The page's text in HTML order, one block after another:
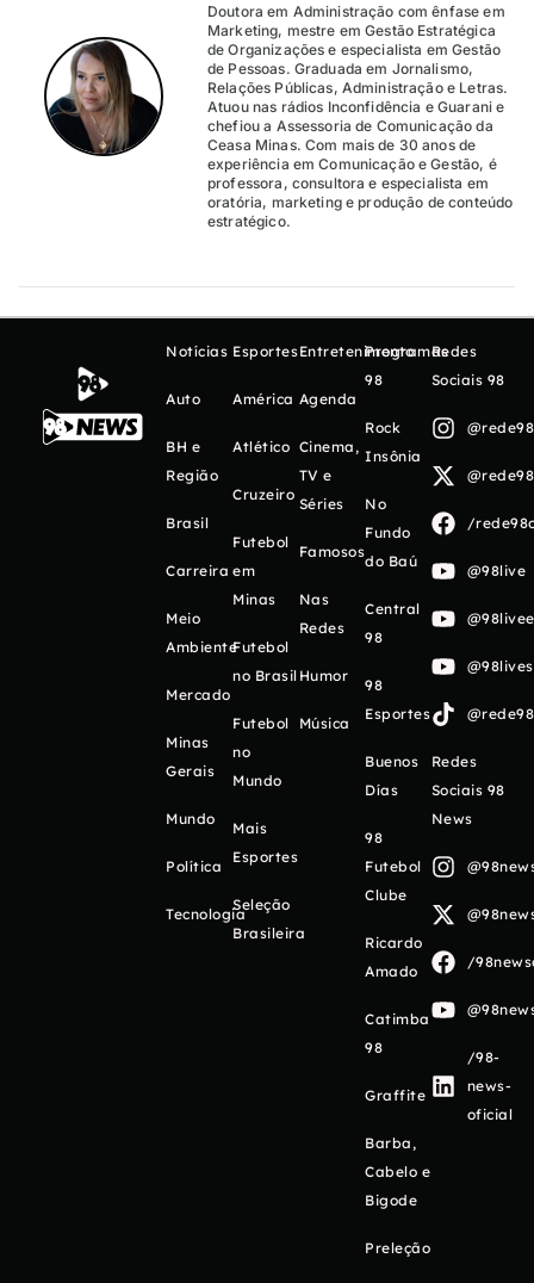
Doutora em Administração com ênfase em
Marketing, mestre em Gestão Estratégica
de Organizações e especialista em Gestão
de Pessoas. Graduada em Jornalismo,
Relações Públicas, Administração e Letras.
Atuou nas rádios Inconfidência e Guarani e
chefiou a Assessoria de Comunicação da
Ceasa Minas. Com mais de 30 anos de
experiência em Comunicação e Gestão, é
professora, consultora e especialista em
oratória, marketing e produção de conteúdo
estratégico.
Notícias
Auto
BH e
Região
Brasil
Carreira
Meio
Ambiente
Mercado
Minas
Gerais
Mundo
Política
Tecnologia
Esportes
América
Atlético
Cruzeiro
Futebol
em
Minas
Futebol
no Brasil
Futebol
no
Mundo
Mais
Esportes
Seleção
Brasileira
Entretenimento
Agenda
Cinema,
TV e
Séries
Famosos
Nas
Redes
Humor
Música
Programas
98
Rock
Insônia
No
Fundo
do Baú
Central
98
98
Esportes
Buenos
Días
98
Futebol
Clube
Ricardo
Amado
Catimba
98
Graffite
Barba,
Cabelo e
Bigode
Preleção
Redes
Sociais 98
/
@98live
Redes
Sociais 98
News
/
/98-
news-
oficial